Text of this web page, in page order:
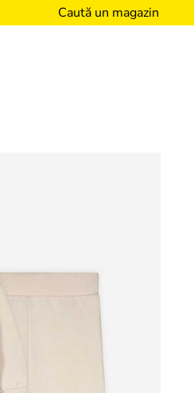
Caută un magazin